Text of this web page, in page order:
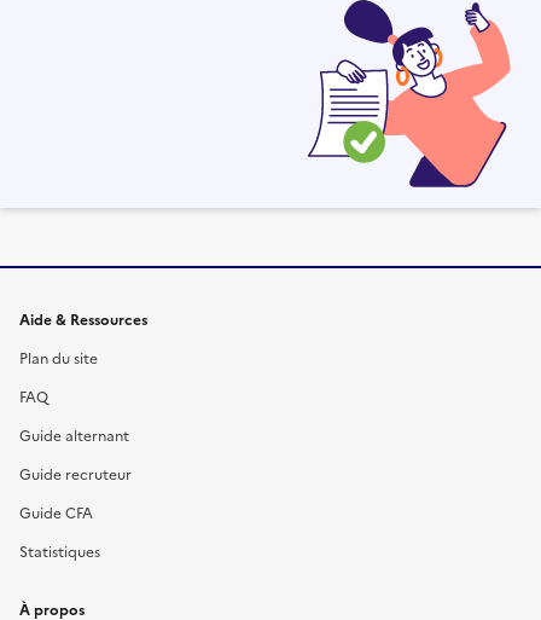
Informations et liens du site
Aide & Ressources
Plan du site
FAQ
Guide alternant
Guide recruteur
Guide CFA
Statistiques
À propos